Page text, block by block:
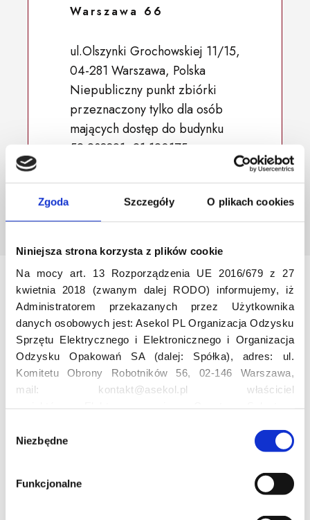
Zgoda Szczegóły O plikach cookies
Niniejsza strona korzysta z plików cookie
Na mocy art. 13 Rozporządzenia UE 2016/679 z 27
kwietnia 2018 (zwanym dalej RODO) informujemy, iż
Administratorem przekazanych przez Użytkownika
danych osobowych jest: Asekol PL Organizacja Odzysku
Sprzętu Elektrycznego i Elektronicznego i Organizacja
Odzysku Opakowań SA (dalej: Spółka), adres: ul.
Komitetu Obrony Robotników 56, 02-146 Warszawa,
mail: kontakt@asekol.pl właściciel
Asekolove. Administrator przetwarza następujące dane
osobowe Użytkowników: imię, nazwisko, adres e-mail,
numer telefonu, miasto, preferencje Użytkownika,
lokalizacja, obszar zainteresowania, dane przetwarzane
Niezbędne
Funkcjonalne
Warszawa 66
ul.Olszynki Grochowskiej 11/15,
04-281 Warszawa, Polska
Niepubliczny punkt zbiórki
przeznaczony tylko dla osób
mających dostęp do budynku
52.238891, 21.120175
Odwiedź nas
Znaczenie recyklingu elektrośmieci